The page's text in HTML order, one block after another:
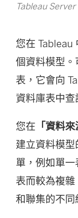
Tableau Server
您在 Tableau
個資料模型。
表，它會向
資料庫表中查
您在 「資料來
建立資料模
單，例如單
表而較為複
和聯集的不同